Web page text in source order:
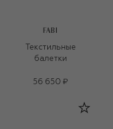
FABI
Текстильные
балетки
56 650 ₽